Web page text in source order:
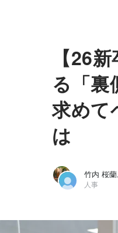
【26
る「裏
求めて
は
竹内 桜
人事